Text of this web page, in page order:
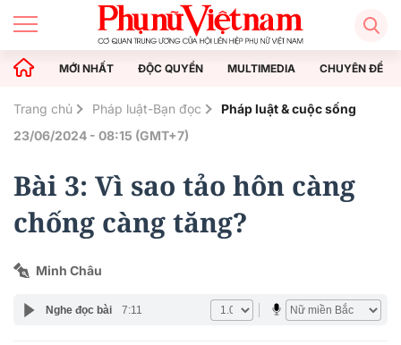
MỚI NHẤT ĐỘC QUYỀN MULTIMEDIA CHUYÊN ĐỀ
Trang chủ Pháp luật-Bạn đọc
Pháp luật & cuộc sống
23/06/2024 - 08:15 (GMT+7)
Bài 3: Vì sao tảo hôn càng
chống càng tăng?
Minh Châu
Nghe đọc bài 7:11